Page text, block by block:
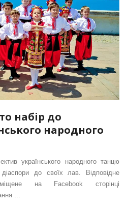
набір до
народного
українського народного танцю
діаспори до своїх лав. Відповідне
на Facebook сторінці
...